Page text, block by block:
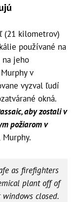
(21 kilometrov)
používané na
na jeho
v
vyzval ľudí
okná.
aby zostali v
požiarom v
Murphy.
as firefighters
plant off of
closed.